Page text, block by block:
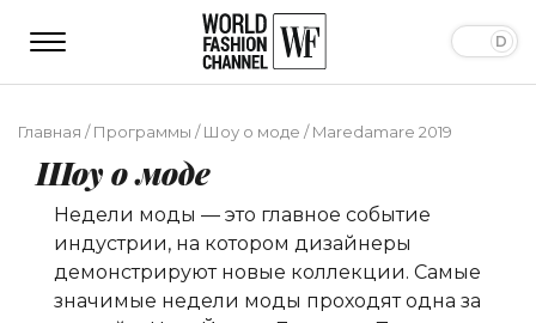
Главная /Программы /Шоу о моде /Maredamare 2019
Шоу о моде
Недели моды — это главное событие
индустрии, на котором дизайнеры
демонстрируют новые коллекции. Самые
значимые недели моды проходят одна за